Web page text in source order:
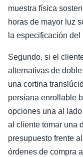
muestra física
horas de mayor luz
la especificación del
Segundo, si el
alternativas de
una cortina
persiana enrollable
opciones una al
al cliente tomar una
presupuesto frente
órdenes de compra